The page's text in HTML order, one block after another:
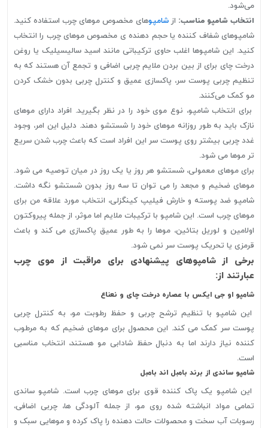
می‌شود.
انتخاب شامپو مناسب: از شامپوهای مخصوص موهای چرب استفاده کنید.
شامپوهای شفاف کننده یا حجم دهنده ی مخصوص موهای چرب را انتخاب
کنید. این شامپوها اغلب حاوی ترکیباتی مانند اسید سالیسیلیک یا روغن
درخت چای برای از بین بردن ملایم چربی اضافی و تجمع آن هستند که به
تنظیم چربی پوست سر، پاکسازی عمیق و کنترل چربی بدون خشک کردن
مو کمک می‌کنند.
برای انتخاب شامپو، نوع موی خود را در نظر بگیرید. افراد دارای موهای
نازک باید به طور روزانه موهای خود را شستشو دهند. دلیل این امر، وجود
غدد چربی بیشتر روی پوست سر این افراد است که باعث چرب شدن سریع
تر موها می شود.
برای موهای معمولی، شستشو هر روز یا یک روز در میان توصیه می شود.
موهای ضخیم و مجعد را می توان تا سه روز بدون شستشو نگه داشت.
شامپو ضد پوسته و خارش فیلیپ کینگزلی، انتخاب مورد علاقه من برای
موهای چرب است. این شامپو با ترکیبات ملایم اما موثر، از جمله پیروکتون
اولامین و لوريل بتائين، موها را به طور عمیق پاکسازی می کند و باعث
قرمزی یا تحریک پوست سر نمی شود.
برخی از شامپوهای پیشنهادی برای مراقبت از موی چرب
عبارتند از:
شامپو او جی ایکس با عصاره درخت چای و نعناع
این شامپو با تنظیم ترشح چربی و حفظ رطوبت مو، به کنترل چربی
پوست سر کمک می کند. این محصول برای موهای ضخیم که به مرطوب
کننده نیاز دارند اما به دنبال حفظ شادابی مو هستند، انتخاب مناسبی
است.
شامپو ساندی از برند بامبل اند بامبل
این شامپو یک پاک کننده قوی برای موهای چرب است. شامپو ساندی
تمامی مواد انباشته شده روی مو، از جمله آلودگی ها، چربی اضافی،
رسوبات آب سخت و محصولات حالت دهنده را پاک کرده و موهایی سبک و